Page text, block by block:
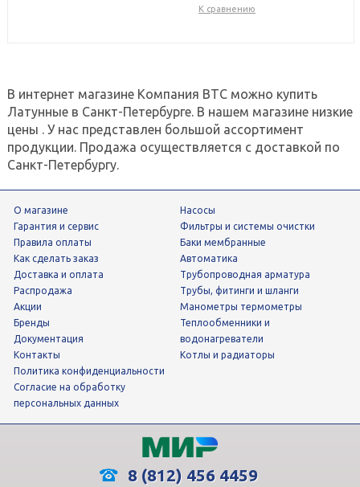
К сравнению
В интернет магазине Компания ВТС можно купить
Латунные в Санкт-Петербурге. В нашем магазине низкие
цены . У нас представлен большой ассортимент
продукции. Продажа осуществляется с доставкой по
Санкт-Петербургу.
О магазине
Гарантия и сервис
Правила оплаты
Как сделать заказ
Доставка и оплата
Распродажа
Акции
Бренды
Документация
Контакты
Насосы
фильтры и системы очистки
Баки мембранные
Автоматика
трубопроводная арматура
трубы, фитинги и шланги
манометры термометры
теплообменники и
водонагреватели
Котлы и радиаторы
Политика конфиденциальности
Согласие на обработку
персональных данных
8 (812) 456 4459